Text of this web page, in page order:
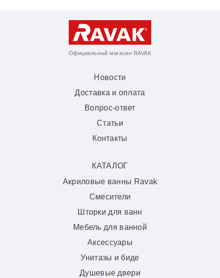
Официальный магазин RAVAK
Новости
Доставка и оплата
Вопрос-ответ
Статьи
Контакты
КАТАЛОГ
Акриловые ванны Ravak
Смесители
Шторки для ванн
Мебель для ванной
Аксессуары
Унитазы и биде
Душевые двери